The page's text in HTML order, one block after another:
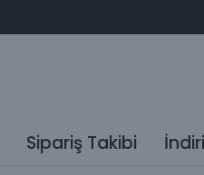
Sipariş Takibi